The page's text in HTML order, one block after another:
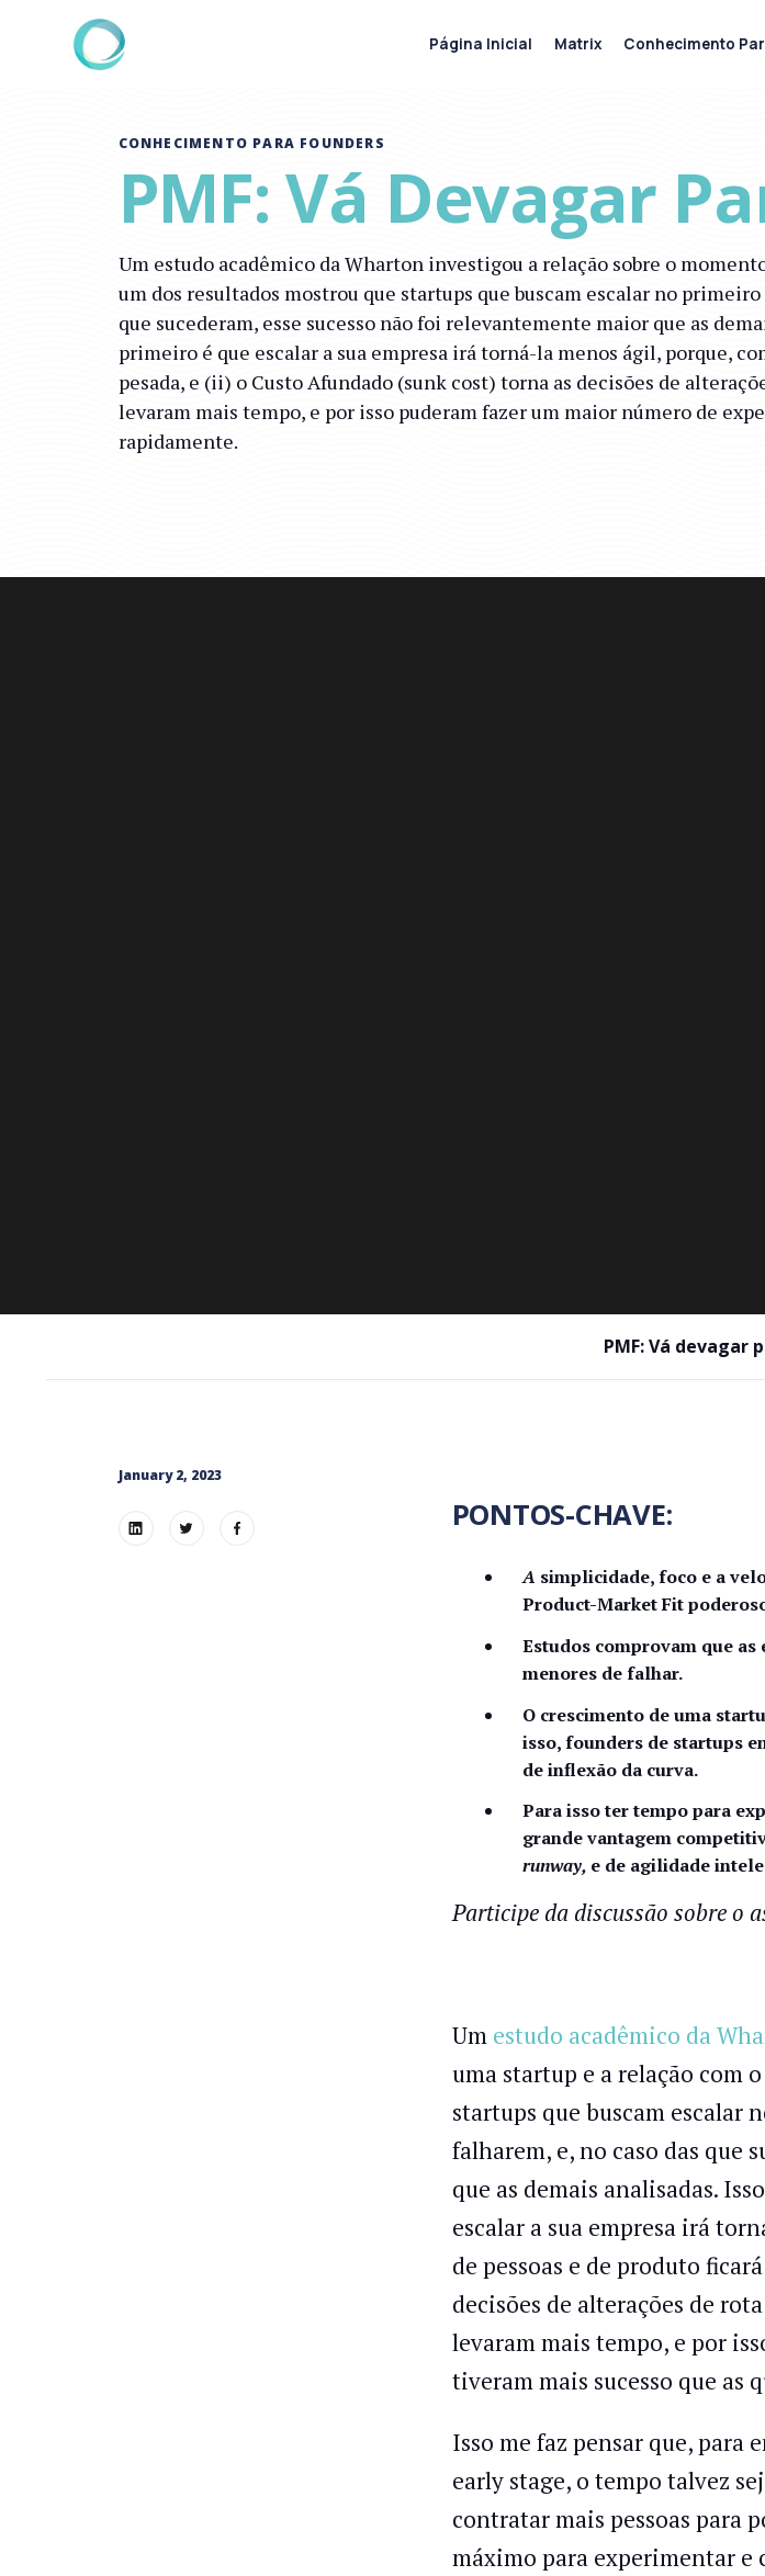
CONHECIMENTO PARA FOUNDERS
PMF: Vá Devagar
Um estudo acadêmico da Wharton investigou a relação sobre o
um dos resultados mostrou que startups que buscam escalar no
que sucederam, esse sucesso não foi relevantemente maior que as
primeiro é que escalar a sua empresa irá torná-la menos ágil, porque,
pesada, e (ii) o Custo Afundado (sunk cost) torna as decisões de
levaram mais tempo, e por isso puderam fazer um maior número de
rapidamente.
PMF: Vá devagar
January 2, 2023
PONTOS-CHAVE:
A simplicidade, foco e a
Product-Market Fit
Estudos comprovam que
menores de falhar.
O crescimento de uma
isso, founders de startups
de inflexão da curva.
Para isso ter tempo para
grande vantagem
runway, e de agilidade
Participe da discussão sobre o
Umestudo acadêmico da
uma startup e a relação com
startups que buscam escalar
falharem, e, no caso das que
que as demais analisadas.
escalar a sua empresa irá
de pessoas e de produto
decisões de alterações de
levaram mais tempo, e por
tiveram mais sucesso que as
Isso me faz pensar que, para
early stage, o tempo talvez
contratar mais pessoas para
máximo para experimentar
Página Inicial Matrix Conhecimento